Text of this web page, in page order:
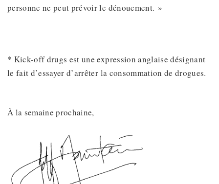
personne ne peut prévoir le dénouement. »
* Kick-off drugs est une expression anglaise désignant
le fait d’essayer d’arrêter la consommation de drogues.
À la semaine prochaine,